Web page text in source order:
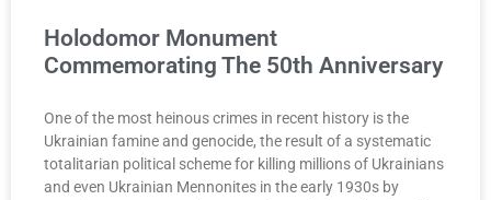
Holodomor Monument
Commemorating The 50th Anniversary
One of the most heinous crimes in recent history is the
Ukrainian famine and genocide, the result of a systematic
totalitarian political scheme for killing millions of Ukrainians
and even Ukrainian Mennonites in the early 1930s by